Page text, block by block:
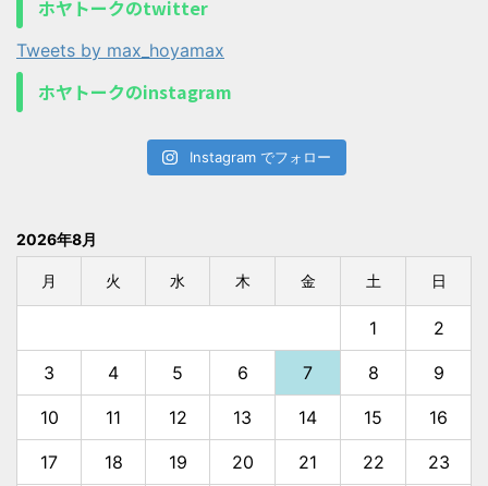
ホヤトークのtwitter
Tweets by max_hoyamax
ホヤトークのinstagram
Instagram でフォロー
2026年8月
月 火 水 木 金 土 日
1 2
3 4 5 6 7 8 9
10 11 12 13 14 15 16
17 18 19 20 21 22 23